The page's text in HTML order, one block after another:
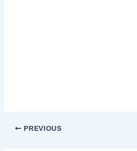
PREVIOUS